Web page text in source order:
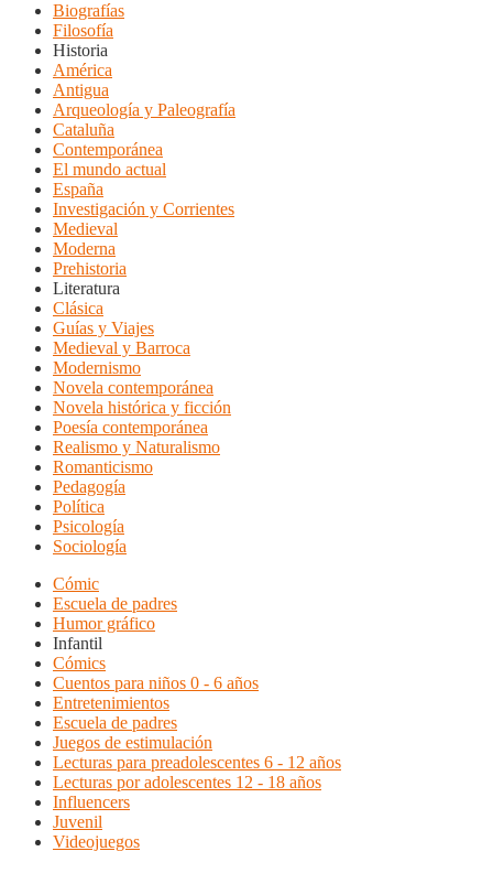
Biografías
Filosofía
Historia
América
Antigua
Arqueología y Paleografía
Cataluña
Contemporánea
El mundo actual
España
Investigación y Corrientes
Medieval
Moderna
Prehistoria
Literatura
Clásica
Guías y Viajes
Medieval y Barroca
Modernismo
Novela contemporánea
Novela histórica y ficción
Poesía contemporánea
Realismo y Naturalismo
Romanticismo
Pedagogía
Política
Psicología
Sociología
Cómic
Escuela de padres
Humor gráfico
Infantil
Cómics
Cuentos para niños 0 - 6 años
Entretenimientos
Escuela de padres
Juegos de estimulación
Lecturas para preadolescentes 6 - 12 años
Lecturas por adolescentes 12 - 18 años
Influencers
Juvenil
Videojuegos